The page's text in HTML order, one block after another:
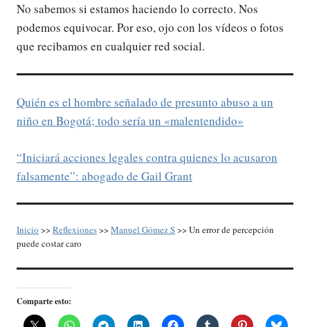
No sabemos si estamos haciendo lo correcto. Nos
podemos equivocar. Por eso, ojo con los vídeos o fotos
que recibamos en cualquier red social.
Quién es el hombre señalado de presunto abuso a un
niño en Bogotá; todo sería un «malentendido»
“Iniciará acciones legales contra quienes lo acusaron
falsamente”: abogado de Gail Grant
Inicio >>Reflexiones>>Manuel Gómez S>> Un error de percepción
puede costar caro
Comparte esto: